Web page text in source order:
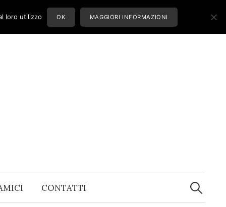
CONTATTI
Ricerca
per:
loro utilizzo OK MAGGIORI INFORMAZIONI